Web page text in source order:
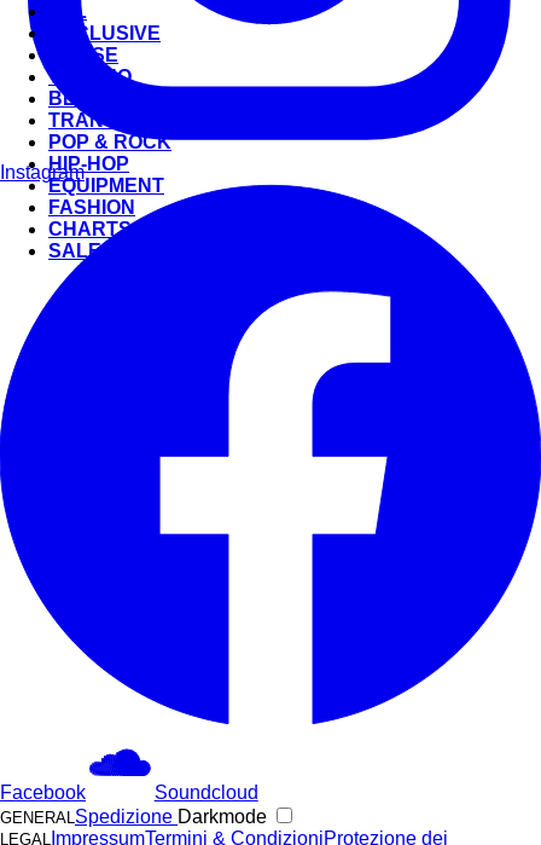
ALL
EXCLUSIVE
HOUSE
TECHNO
BEATS
TRANCE
POP & ROCK
HIP-HOP
EQUIPMENT
FASHION
CHARTS
SALE
Instagram
Facebook Soundcloud
GENERAL Spedizione Darkmode
LEGAL ImpressumTermini & CondizioniProtezione dei